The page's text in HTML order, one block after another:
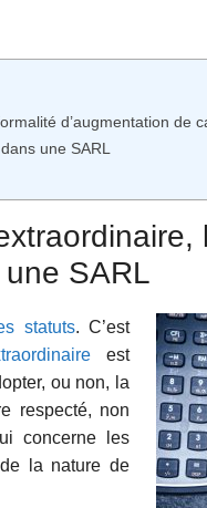
d’augmentation de
une SARL
SARL
statuts. C’est
est
ou non, la
respecté, non
concerne les
la nature de